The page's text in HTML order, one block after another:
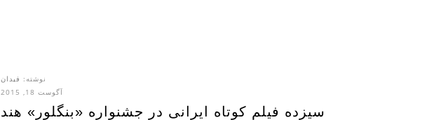
نوشته: فیدان
آگوست 18, 2015
سیزده فیلم کوتاه ایرانی در جشنواره «بنگلور» هند